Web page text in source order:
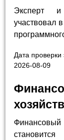
Эксперт и
участвовал
Дата проверки
2026-08-09
Финансовый